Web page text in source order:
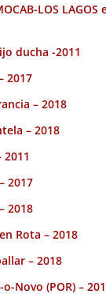
LOS
ducha -2011
2017
– 2018
– 2018
2011
2017
2018
Rota – 2018
– 2018
Novo (POR) –